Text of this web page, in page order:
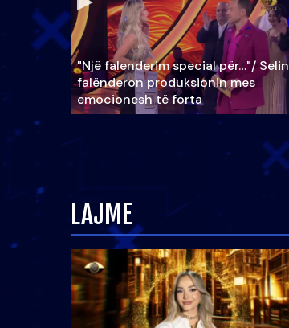
"Një falenderim special për…"/ Selin
falënderon produksionin mes
emocionesh të forta
LAJME